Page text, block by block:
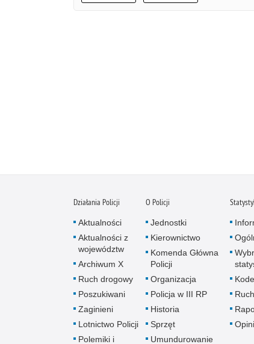
Działania Policji
Aktualności
Aktualności z
województw
Archiwum X
Ruch drogowy
Poszukiwani
Zaginieni
Lotnictwo Policji
Polemiki i
O Policji
Jednostki
Kierownictwo
Komenda Główna
Policji
Organizacja
Policja w III RP
Historia
Sprzęt
Umundurowanie